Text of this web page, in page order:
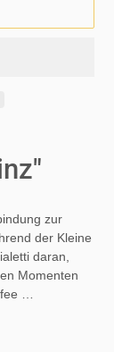
zur
der Kleine
daran,
Momenten
…